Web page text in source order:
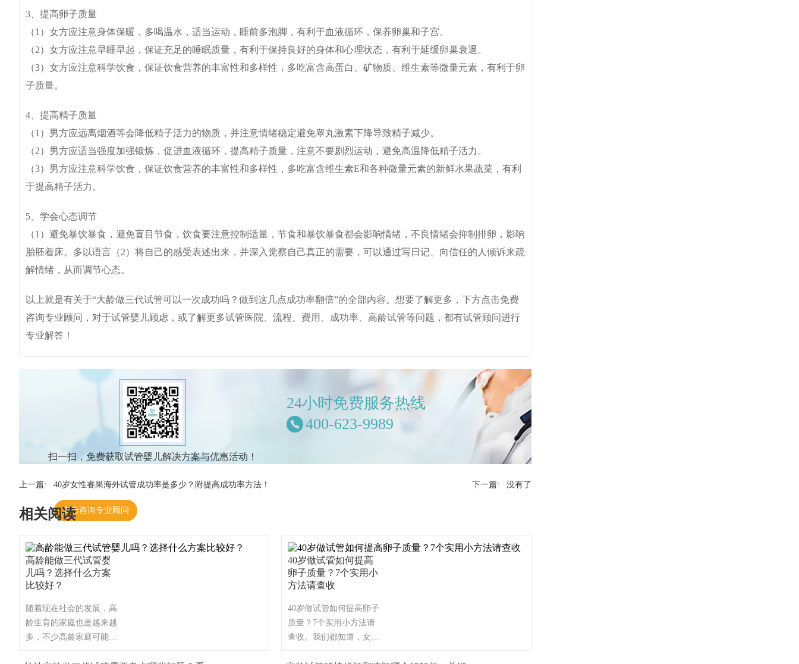
3、提高卵子质量
（1）女方应注意身体保暖，多喝温水，适当运动，睡前多泡脚，有利于血液循环，保养卵巢和子宫。
（2）女方应注意早睡早起，保证充足的睡眠质量，有利于保持良好的身体和心理状态，有利于延缓卵巢衰退。
（3）女方应注意科学饮食，保证饮食营养的丰富性和多样性，多吃富含高蛋白、矿物质、维生素等微量元素，有利于卵
子质量。
4、提高精子质量
（1）男方应远离烟酒等会降低精子活力的物质，并注意情绪稳定避免睾丸激素下降导致精子减少。
（2）男方应适当强度加强锻炼，促进血液循环，提高精子质量，注意不要剧烈运动，避免高温降低精子活力。
（3）男方应注意科学饮食，保证饮食营养的丰富性和多样性，多吃富含维生素E和各种微量元素的新鲜水果蔬菜，有利
于提高精子活力。
5、学会心态调节
（1）避免暴饮暴食，避免盲目节食，饮食要注意控制适量，节食和暴饮暴食都会影响情绪，不良情绪会抑制排卵，影响
胎胚着床。多以语言（2）将自己的感受表述出来，并深入觉察自己真正的需要，可以通过写日记、向信任的人倾诉来疏
解情绪，从而调节心态。
以上就是有关于“大龄做三代试管可以一次成功吗？做到这几点成功率翻倍”的全部内容。想要了解更多，下方点击免费
咨询专业顾问，对于试管婴儿顾虑，或了解更多试管医院、流程、费用、成功率、高龄试管等问题，都有试管顾问进行
专业解答！
扫一扫，免费获取试管婴儿解决方案与优惠活动！
24小时免费服务热线
400-623-9989
点击咨询专业顾问
上一篇: 40岁女性睿果海外试管成功率是多少？附提高成功率方法！ 下一篇: 没有了
相关阅读
高龄能做三代试管婴
儿吗？选择什么方案
比较好？
随着现在社会的发展，高
龄生育的家庭也是越来越
多，不少高龄家庭可能会
40岁做试管如何提高
卵子质量？7个实用小
方法请查收
40岁做试管如何提高卵子
质量？7个实用小方法请
查收。我们都知道，女性